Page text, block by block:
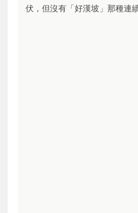
伏，但沒有「好漢坡」那種連